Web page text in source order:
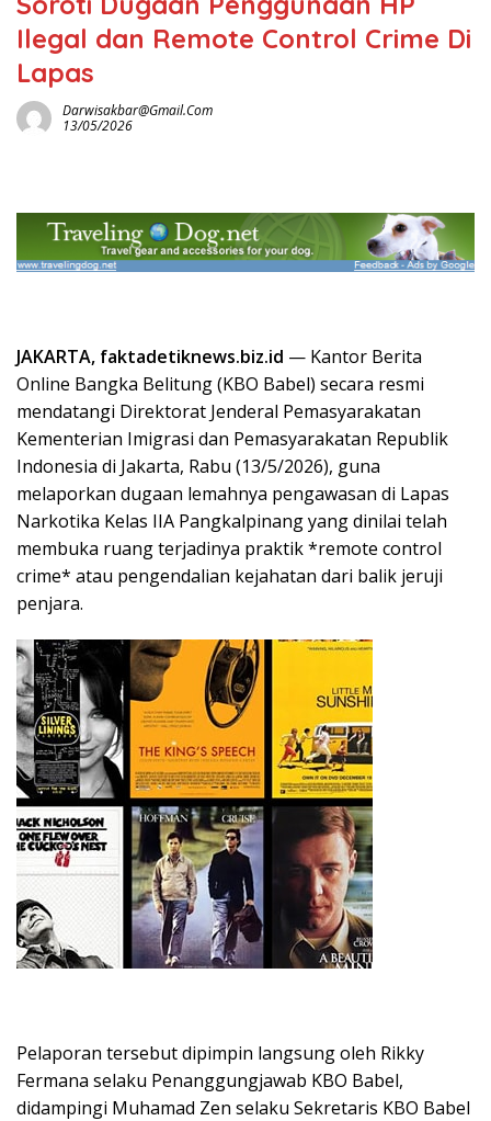
Ilegal dan Remote Control Crime Di
Lapas
Darwisakbar@gmail.com
13/05/2026
JAKARTA, faktadetiknews.biz.id — Kantor Berita
Online Bangka Belitung (KBO Babel) secara resmi
mendatangi Direktorat Jenderal Pemasyarakatan
Kementerian Imigrasi dan Pemasyarakatan Republik
Indonesia di Jakarta, Rabu (13/5/2026), guna
melaporkan dugaan lemahnya pengawasan di Lapas
Narkotika Kelas IIA Pangkalpinang yang dinilai telah
membuka ruang terjadinya praktik *remote control
crime* atau pengendalian kejahatan dari balik jeruji
penjara.
Pelaporan tersebut dipimpin langsung oleh Rikky
Fermana selaku Penanggungjawab KBO Babel,
didampingi Muhamad Zen selaku Sekretaris KBO Babel